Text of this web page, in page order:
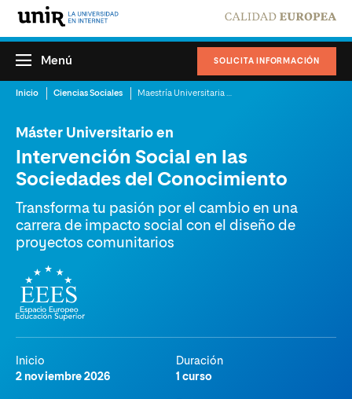
SOLICITA INFORMACIÓN
Menú
Inicio Ciencias Sociales
Máster Universitario en
Intervención Social en las
Sociedades del Conocimiento
Transforma tu pasión por el cambio en una
carrera de impacto social con el diseño de
proyectos comunitarios
Inicio
2 noviembre 2026
Duración
1 curso